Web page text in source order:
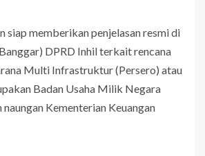
siap memberikan penjelasan resmi di
DPRD Inhil terkait rencana
Multi Infrastruktur (Persero) atau
Badan Usaha Milik Negara
Kementerian Keuangan